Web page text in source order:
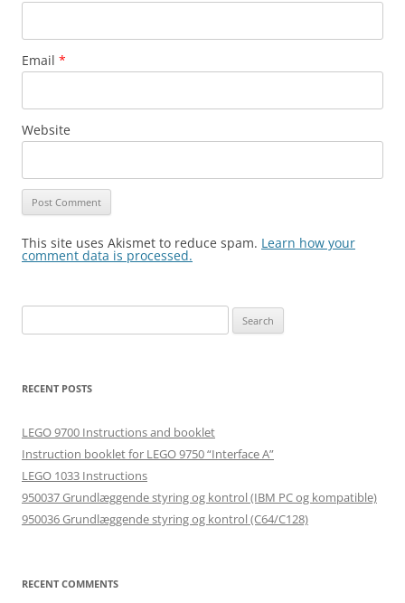
Email *
Website
This site uses Akismet to reduce spam. Learn how your
comment data is processed.
for:
RECENT POSTS
LEGO 9700 Instructions and booklet
Instruction booklet for LEGO 9750 “Interface A”
LEGO 1033 Instructions
950037 Grundlæggende styring og kontrol (IBM PC og kompatible)
950036 Grundlæggende styring og kontrol (C64/C128)
RECENT COMMENTS